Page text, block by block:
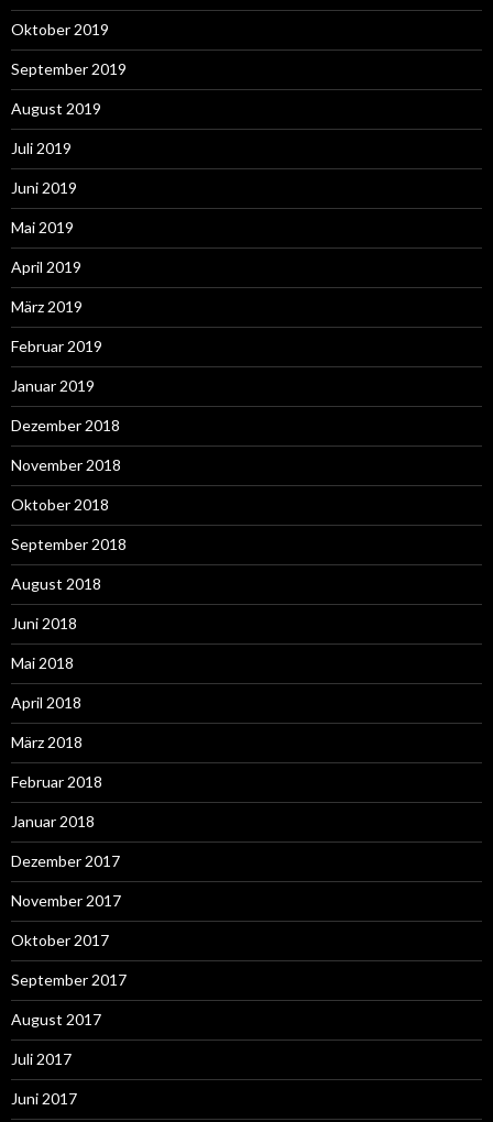
Oktober 2019
September 2019
August 2019
Juli 2019
Juni 2019
Mai 2019
April 2019
März 2019
Februar 2019
Januar 2019
Dezember 2018
November 2018
Oktober 2018
September 2018
August 2018
Juni 2018
Mai 2018
April 2018
März 2018
Februar 2018
Januar 2018
Dezember 2017
November 2017
Oktober 2017
September 2017
August 2017
Juli 2017
Juni 2017